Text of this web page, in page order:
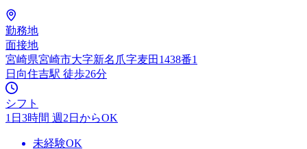
勤務地
面接地
宮崎県宮崎市大字新名爪字麦田1438番1
日向住吉駅 徒歩26分
シフト
1日3時間 週2日からOK
未経験OK